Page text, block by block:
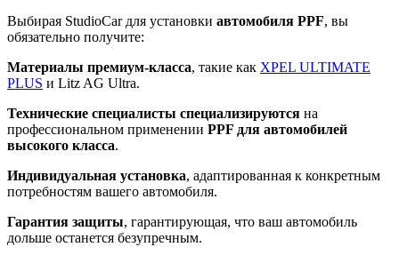
Выбирая StudioCar для установки автомобиля PPF, вы
обязательно получите:
Материалы премиум-класса, такие как XPEL ULTIMATE
PLUS и Litz AG Ultra.
Технические специалисты специализируются на
профессиональном применении PPF для автомобилей
высокого класса.
Индивидуальная установка, адаптированная к конкретным
потребностям вашего автомобиля.
Гарантия защиты, гарантирующая, что ваш автомобиль
дольше останется безупречным.